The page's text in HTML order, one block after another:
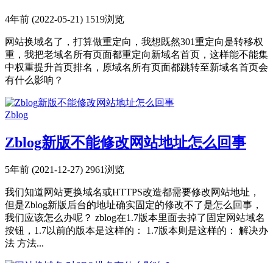
4年前 (2022-05-21) 1519浏览
网站换域名了，打算做重定向，我想既然301重定向是转移权
重，我把老域名所有页面都重定向新域名首页，这样能不能集
中权重提升首页排名，原域名所有页面都跳转至新域名首页会
有什么影响？
Zblog
Zblog新版不能修改网站地址怎么回事
5年前 (2021-12-27) 2961浏览
我们知道网站更换域名或HTTPS改造都需要修改网站地址，
但是Zblog新版后台的地址确实固定的修改不了是怎么回事，
我们应该怎么办呢？ zblog在1.7版本里面去掉了固定网站域名
按钮，1.7以前的版本是这样的： 1.7版本则是这样的： 解决办
法 方法...